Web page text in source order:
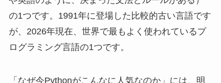
の1つです。1991年に登場した比較的古い言語です
が、2026年現在、世界で最もよく使われているプ
ログラミング言語の1つです。
「なぜ今Pythonがこんなに人気なのか」には、明